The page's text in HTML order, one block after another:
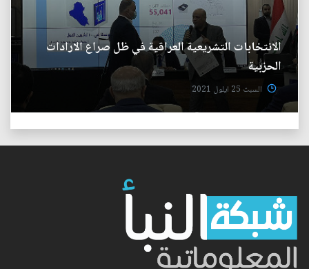
الانتخابات التشريعية العراقية في ظل صراع الارادات
الحزبية
السبت 25 ايلول 2021